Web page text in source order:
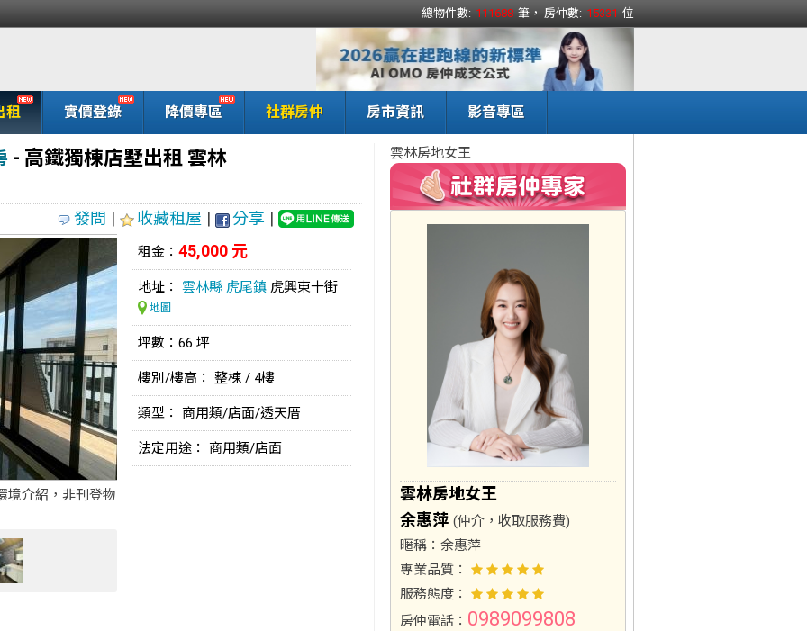
總物件數: 111688 筆， 房仲數: 15331 位
租 實價登錄 降價專區 社群房仲 房市資訊 影音專區
- 高鐵獨棟店墅出租 雲林
發問 | 收藏租屋 | 分享 |
境介紹，非刊登物
租金： 45,000 元
地址： 雲林縣 虎尾鎮 虎興東十街
地圖
坪數：66 坪
樓別/樓高： 整棟 / 4樓
類型： 商用類/店面/透天厝
法定用途： 商用類/店面
雲林房地女王
雲林房地女王
余惠萍 (仲介，收取服務費)
暱稱： 余惠萍
專業品質：
服務態度：
房仲電話： 0989099808